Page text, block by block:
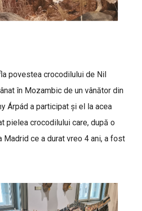
povestea crocodilului de Nil
în Mozambic de un vânător din
Árpád a participat şi el la acea
pielea crocodilului care, după o
Madrid ce a durat vreo 4 ani, a fost